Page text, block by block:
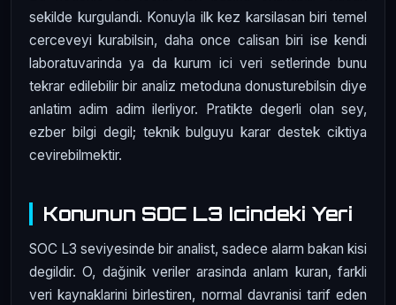
sekilde kurgulandi. Konuyla ilk kez karsilasan biri temel
cerceveyi kurabilsin, daha once calisan biri ise kendi
laboratuvarinda ya da kurum ici veri setlerinde bunu
tekrar edilebilir bir analiz metoduna donusturebilsin diye
anlatim adim adim ilerliyor. Pratikte degerli olan sey,
ezber bilgi degil; teknik bulguyu karar destek ciktiya
cevirebilmektir.
Konunun SOC L3 Icindeki Yeri
SOC L3 seviyesinde bir analist, sadece alarm bakan kisi
degildir. O, dağinik veriler arasinda anlam kuran, farkli
veri kaynaklarini birlestiren, normal davranisi tarif eden